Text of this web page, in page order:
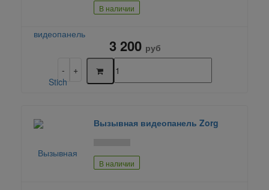
В наличии
3 200 руб
Вызывная видеопанель Zorg
В наличии